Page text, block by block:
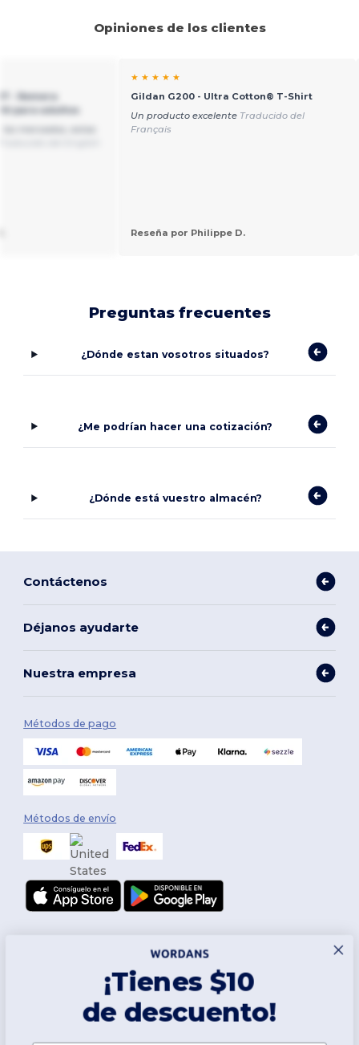
Opiniones de los clientes
- Remera
para adultos
★ ★ ★ ★ ★
Gildan G200 - Ultra Cotton® T-Shirt
Un producto excelente Traducido del
Français
Reseña por Philippe D.
Preguntas frecuentes
¿Dónde estan vosotros situados?
¿Me podrían hacer una cotización?
¿Dónde está vuestro almacén?
Contáctenos
Déjanos ayudarte
Nuestra empresa
Métodos de pago
Métodos de envío
¡Tienes $10
de descuento!